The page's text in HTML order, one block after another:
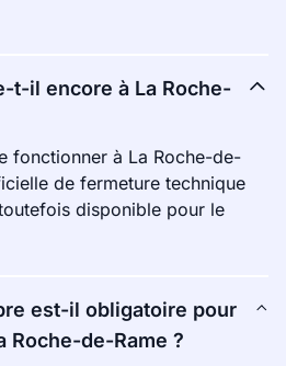
t-il encore à La Roche-
fonctionner à La Roche-de-
de fermeture technique
disponible pour le
est-il obligatoire pour
Roche-de-Rame ?